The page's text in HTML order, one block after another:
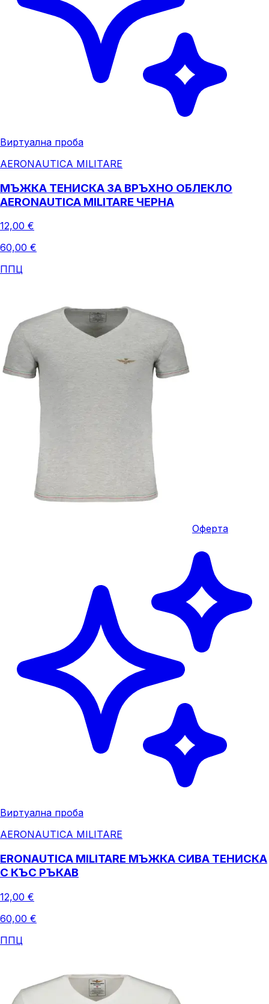
Виртуална проба
AERONAUTICA MILITARE
МЪЖКА ТЕНИСКА ЗА ВРЪХНО ОБЛЕКЛО
AERONAUTICA MILITARE ЧЕРНА
12,00 €
60,00 €
ППЦ
Оферта
Виртуална проба
AERONAUTICA MILITARE
ERONAUTICA MILITARE МЪЖКА СИВА ТЕНИСКА
С КЪС РЪКАВ
12,00 €
60,00 €
ППЦ